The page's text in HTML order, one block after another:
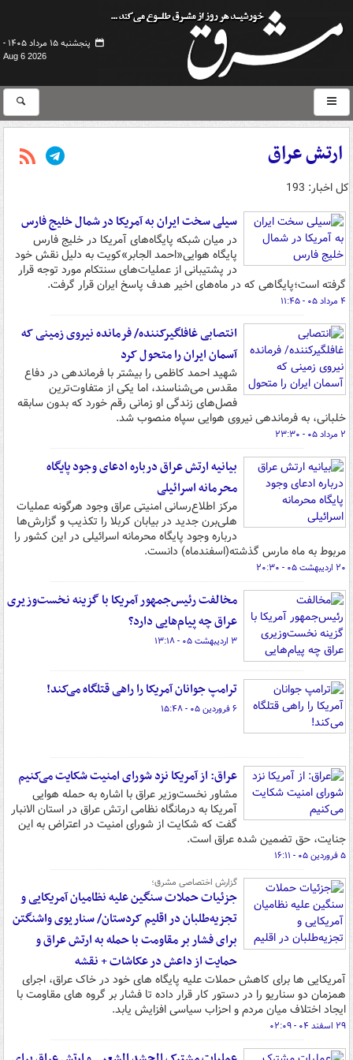
پنجشنبه ۱۵ مرداد ۱۴۰۵ -
Aug 6 2026
ارتش عراق
کل اخبار: 193
سیلی سخت ایران به آمریکا در شمال خلیج فارس
در میان شبکه پایگاه‌های آمریکا در خلیج فارس
پایگاه هوایی«احمد الجابر»کویت به دلیل نقش خود
در پشتیبانی از عملیات‌های سنتکام مورد توجه قرار
گرفته است؛پایگاهی که در ماه‌های اخیر هدف پاسخ ایران قرار گرفت.
۴ مرداد ۰۵ - ۱۱:۴۵
انتصابی غافلگیرکننده/ فرمانده نیروی زمینی که
آسمان ایران را متحول کرد
شهید احمد کاظمی را بیشتر با فرماندهی در دفاع
مقدس می‌شناسند، اما یکی از متفاوت‌ترین
فصل‌های زندگی او زمانی رقم خورد که بدون سابقه
خلبانی، به فرماندهی نیروی هوایی سپاه منصوب شد.
۲ مرداد ۰۵ - ۲۳:۳۰
بیانیه ارتش عراق درباره ادعای وجود پایگاه
محرمانه اسرائیلی
مرکز اطلاع‌رسانی امنیتی عراق وجود هرگونه عملیات
هلی‌برن جدید در بیابان کربلا را تکذیب و گزارش‌ها
درباره وجود پایگاه محرمانه اسرائیلی در این کشور را
مربوط به ماه مارس گذشته(اسفندماه) دانست.
۲۰ اردیبهشت ۰۵ - ۲۰:۳۰
مخالفت رئیس‌جمهور آمریکا با گزینه نخست‌وزیری
عراق چه پیام‌هایی دارد؟
۳ اردیبهشت ۰۵ - ۱۳:۱۸
ترامپ جوانان آمریکا را راهی قتلگاه می‌کند!
۶ فروردین ۰۵ - ۱۵:۴۸
عراق: از آمریکا نزد شورای امنیت شکایت می‌کنیم
مشاور نخست‌وزیر عراق با اشاره به حمله هوایی
آمریکا به درمانگاه نظامی ارتش عراق در استان الانبار
گفت که شکایت از شورای امنیت در اعتراض به این
جنایت، حق تضمین شده عراق است.
۵ فروردین ۰۵ - ۱۶:۱۱
گزارش اختصاصی مشرق؛
جزئیات حملات سنگین علیه نظامیان آمریکایی و
تجزیه‌طلبان در اقلیم کردستان/ سناریوی واشنگتن
برای فشار بر مقاومت با حمله به ارتش عراق و
حمایت از داعش در عکاشات + نقشه
آمریکایی ها برای کاهش حملات علیه پایگاه های خود در خاک عراق، اجرای
همزمان دو سناریو را در دستور کار قرار داده تا فشار بر گروه های مقاومت با
ایجاد اختلاف میان مردم و احزاب سیاسی افزایش یابد.
۲۹ اسفند ۰۴ - ۰۲:۰۹